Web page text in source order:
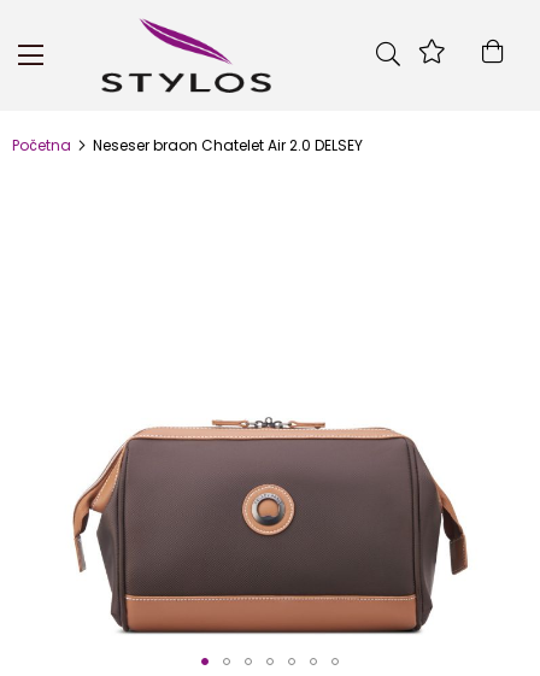
Skip
Početna Neseser braon Chatelet Air 2.0 DELSEY
Pošalji